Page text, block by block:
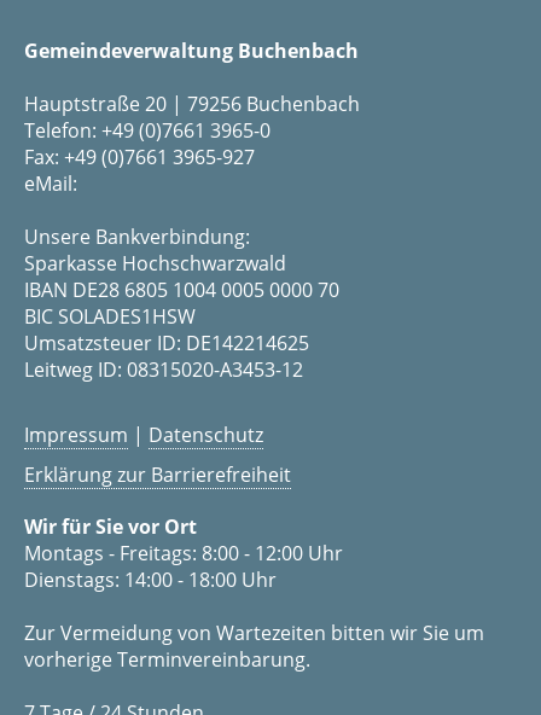
Gemeindeverwaltung Buchenbach
Hauptstraße 20 | 79256 Buchenbach
Telefon: +49 (0)7661 3965-0
Fax: +49 (0)7661 3965-927
eMail:
Unsere Bankverbindung:
Sparkasse Hochschwarzwald
IBAN DE28 6805 1004 0005 0000 70
BIC SOLADES1HSW
Umsatzsteuer ID: DE142214625
Leitweg ID: 08315020-A3453-12
Impressum | Datenschutz
Erklärung zur Barrierefreiheit
Wir für Sie vor Ort
Montags - Freitags: 8:00 - 12:00 Uhr
Dienstags: 14:00 - 18:00 Uhr
Zur Vermeidung von Wartezeiten bitten wir Sie um
vorherige Terminvereinbarung.